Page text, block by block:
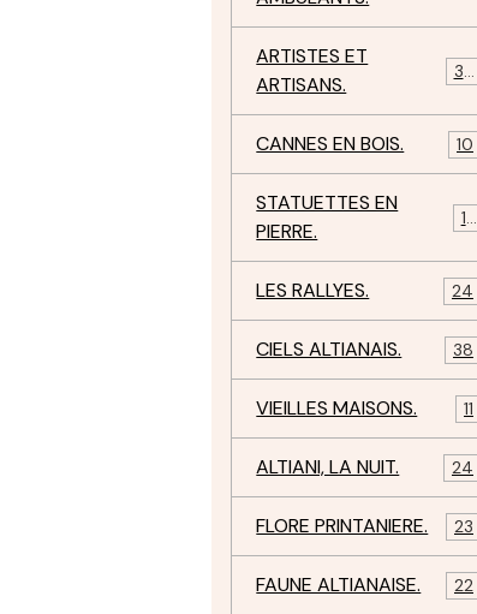
ARTISTES ET
ARTISANS.
34
CANNES EN BOIS. 10
STATUETTES EN
PIERRE.
17
LES RALLYES. 24
CIELS ALTIANAIS. 38
VIEILLES MAISONS. 11
ALTIANI, LA NUIT. 24
FLORE PRINTANIERE. 23
FAUNE ALTIANAISE. 22